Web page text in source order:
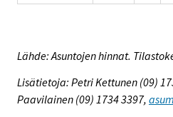
Lähde: Asuntojen hinnat.
Lisätietoja: Petri Kettunen (09)
Paavilainen (09) 1734 3397,